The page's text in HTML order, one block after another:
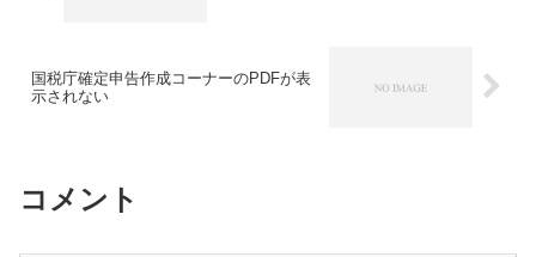
国税庁確定申告作成コーナーのPDFが表
示されない
コメント